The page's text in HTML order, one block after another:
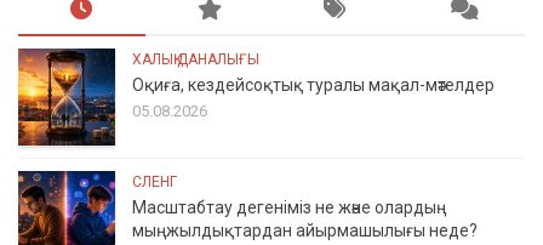
ХАЛЫҚ ДАНАЛЫҒЫ
Оқиға, кездейсоқтық туралы мақал-мәтелдер
05.08.2026
СЛЕНГ
Масштабтау дегеніміз не және олардың
мыңжылдықтардан айырмашылығы неде?